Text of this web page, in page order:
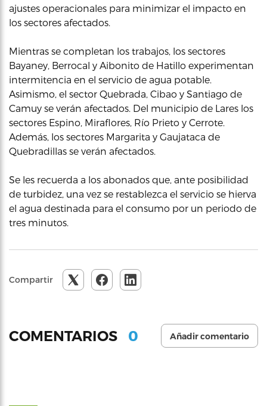
ajustes operacionales para minimizar el impacto en
los sectores afectados.
Mientras se completan los trabajos, los sectores
Bayaney, Berrocal y Aibonito de Hatillo experimentan
intermitencia en el servicio de agua potable.
Asimismo, el sector Quebrada, Cibao y Santiago de
Camuy se verán afectados. Del municipio de Lares los
sectores Espino, Miraflores, Río Prieto y Cerrote.
Además, los sectores Margarita y Gaujataca de
Quebradillas se verán afectados.
Se les recuerda a los abonados que, ante posibilidad
de turbidez, una vez se restablezca el servicio se hierva
el agua destinada para el consumo por un periodo de
tres minutos.
Compartir
COMENTARIOS 0 Añadir comentario